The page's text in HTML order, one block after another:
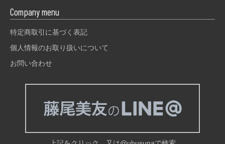
Company menu
特定商取引に基づく表記
個人情報のお取り扱いについて
お問い合わせ